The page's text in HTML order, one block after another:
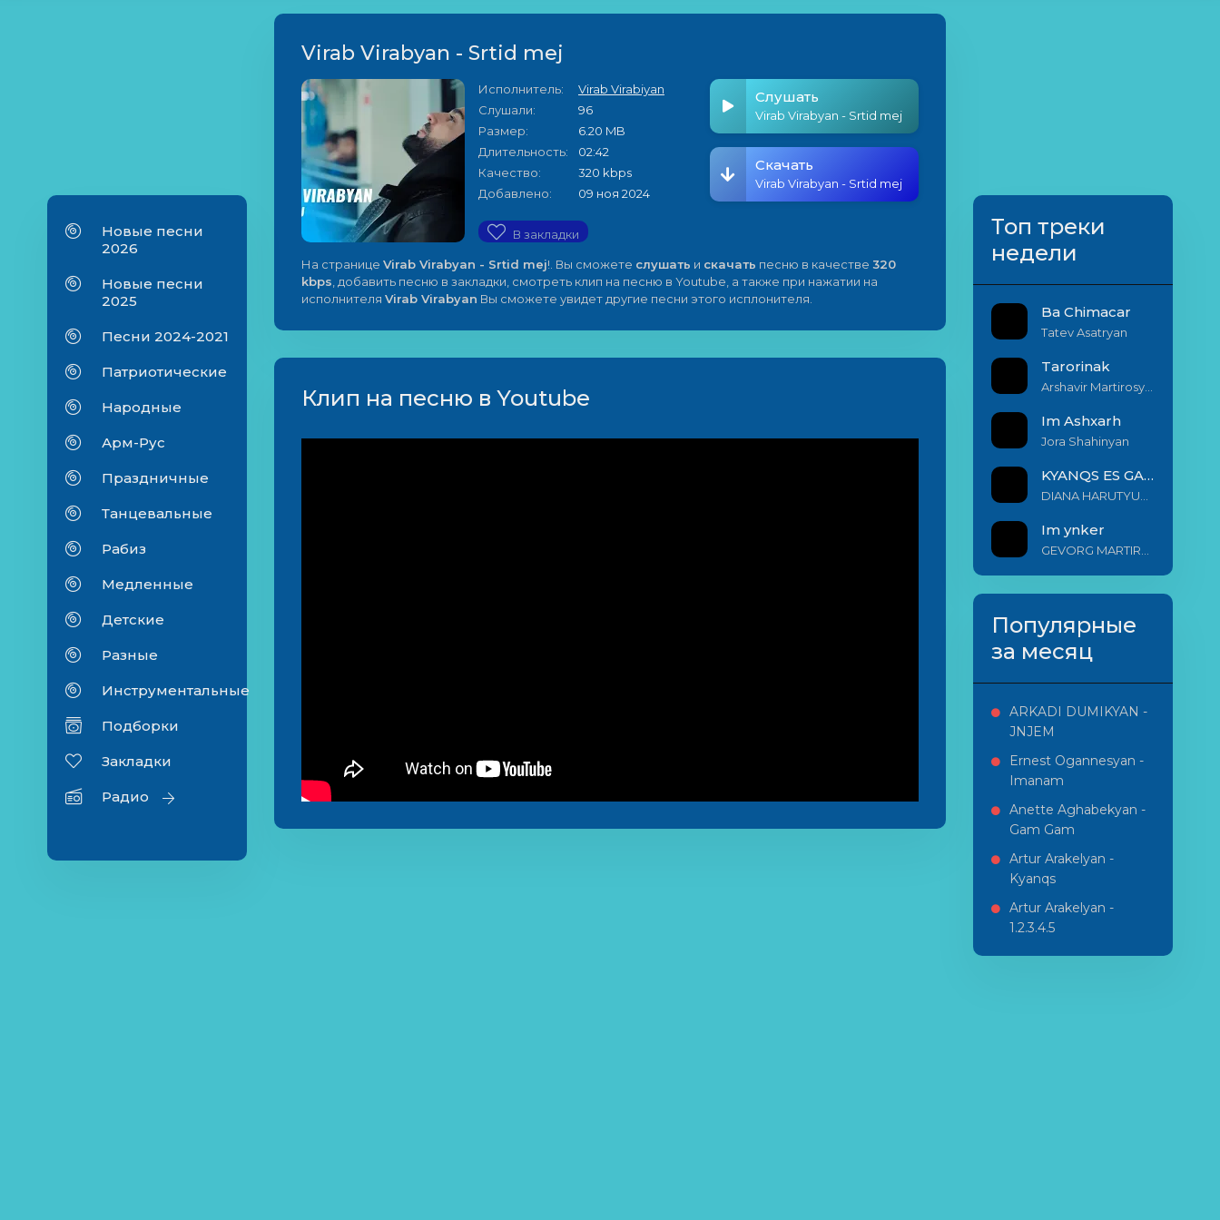
Новые песни
2026
Новые песни
2025
Песни 2024-2021
Патриотические
Народные
Арм-Рус
Праздничные
Танцевальные
Рабиз
Медленные
Детские
Разные
Инструментальные
Подборки
Закладки
Радио
Virab Virabyan - Srtid mej
Исполнитель:
Virab Virabiyan
Слушали:
96
Размер:
6.20 MB
Длительность:
02:42
Качество:
320 kbps
Добавлено:
09 ноя 2024
В закладки
Слушать
Virab Virabyan - Srtid mej
Скачать
Virab Virabyan - Srtid mej
На странице Virab Virabyan - Srtid mej!. Вы сможете слушать и скачать песню в качестве 320
kbps , добавить песню в закладки, смотреть клип на песню в Youtube, а также при нажатии на
исполнителя Virab Virabyan Вы сможете увидет другие песни этого исплонителя.
Клип на песню в Youtube
Топ треки
недели
Ba Chimacar
Tatev Asatryan
Tarorinak
Im Ashxarh
Jora Shahinyan
KYANQS ES GALIS EM
Im ynker
Популярные
за месяц
ARKADI DUMIKYAN -
JNJEM
Ernest Ogannesyan -
Imanam
Anette Aghabekyan -
Gam Gam
Artur Arakelyan -
Kyanqs
Artur Arakelyan -
1.2.3.4.5